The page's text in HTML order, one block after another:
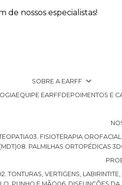
nossos especialistas!
SOBRE A EARFF
EQUIPE EARFF DEPOIMENTOS E
03. FISIOTERAPIA OROFACIAL
08. PALMILHAS ORTOPÉDICAS 3D
02. TONTURAS, VERTIGENS,